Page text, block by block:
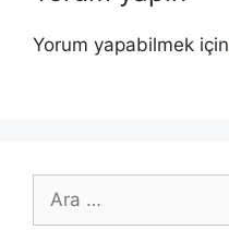
Yorum yapabilmek için
ara